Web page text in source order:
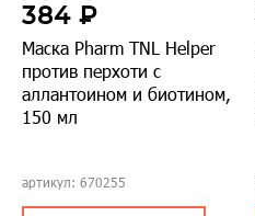
384 ₽
Маска Pharm TNL Helper
против перхоти с
аллантоином и биотином,
150 мл
артикул: 670255